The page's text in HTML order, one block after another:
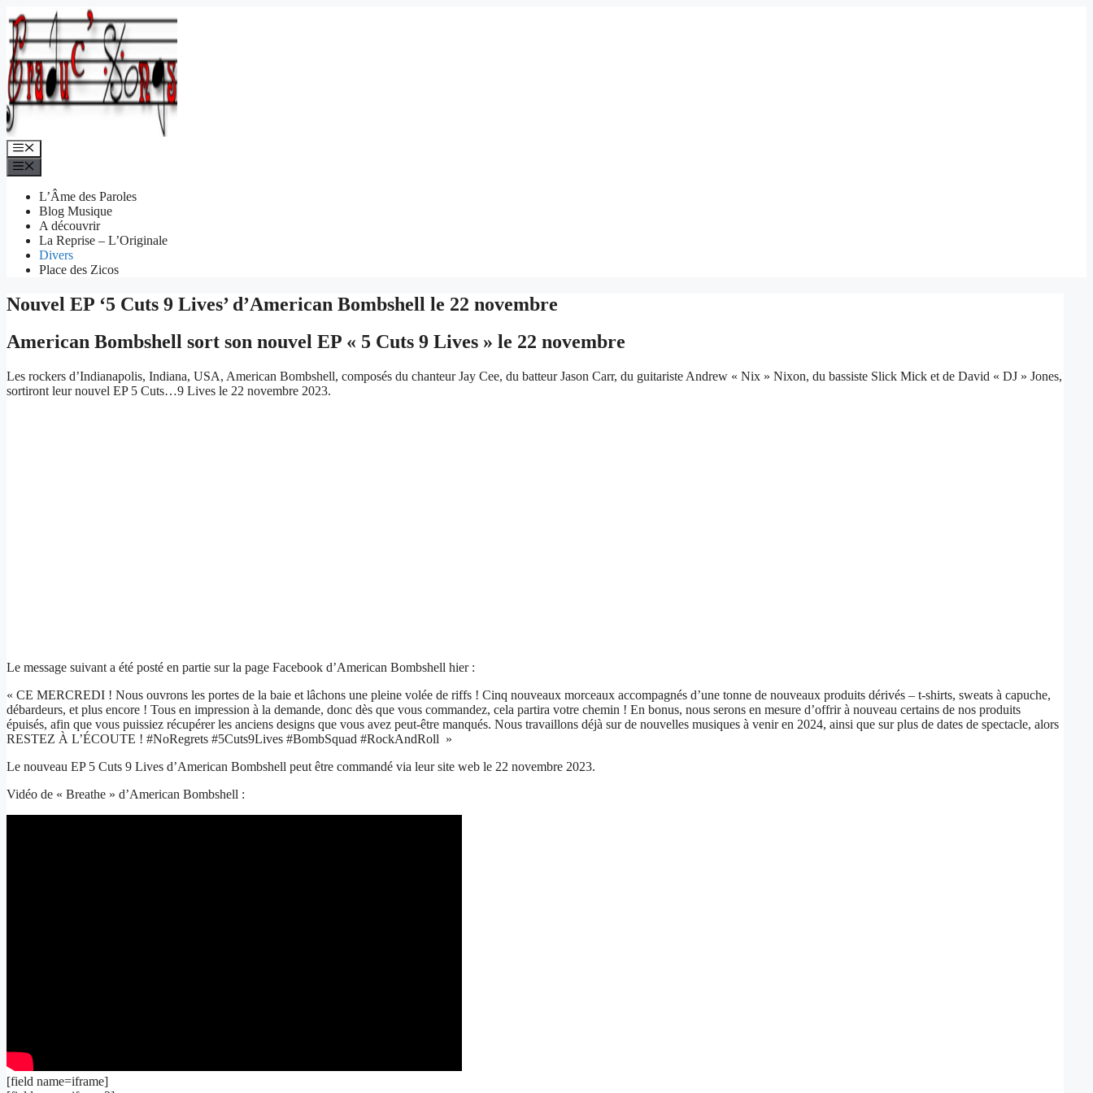
Aller
au
contenu
Menu
L’Âme des Paroles
Blog Musique
A découvrir
La Reprise – L’Originale
Divers
Place des Zicos
Nouvel EP ‘5 Cuts 9 Lives’ d’American Bombshell le 22 novembre
American Bombshell sort son nouvel EP « 5 Cuts 9 Lives » le 22 novembre
Les rockers d’Indianapolis, Indiana, USA, American Bombshell, composés du chanteur Jay Cee, du batteur Jason Carr, du guitariste Andrew « Nix » Nixon, du bassiste Slick Mick et de David « DJ » Jones,
sortiront leur nouvel EP 5 Cuts…9 Lives le 22 novembre 2023.
Le message suivant a été posté en partie sur la page Facebook d’American Bombshell hier :
« CE MERCREDI ! Nous ouvrons les portes de la baie et lâchons une pleine volée de riffs ! Cinq nouveaux morceaux accompagnés d’une tonne de nouveaux produits dérivés – t-shirts, sweats à capuche,
débardeurs, et plus encore ! Tous en impression à la demande, donc dès que vous commandez, cela partira votre chemin ! En bonus, nous serons en mesure d’offrir à nouveau certains de nos produits
épuisés, afin que vous puissiez récupérer les anciens designs que vous avez peut-être manqués. Nous travaillons déjà sur de nouvelles musiques à venir en 2024, ainsi que sur plus de dates de spectacle, alors
RESTEZ À L’ÉCOUTE ! #NoRegrets #5Cuts9Lives #BombSquad #RockAndRoll »
Le nouveau EP 5 Cuts 9 Lives d’American Bombshell peut être commandé via leur site web le 22 novembre 2023.
Vidéo de « Breathe » d’American Bombshell :
[field name=iframe]